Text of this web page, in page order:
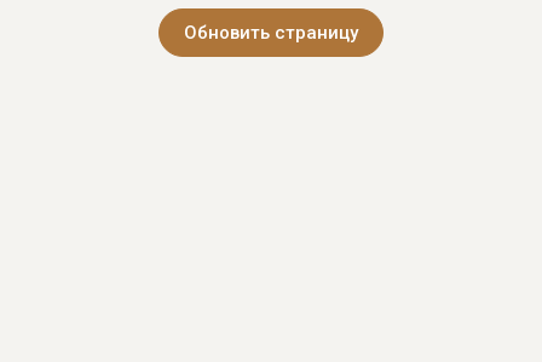
Обновить страницу